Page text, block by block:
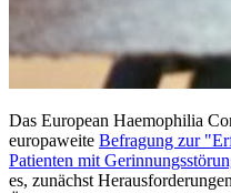
Das European Haemophilia
europaweite Befragung zur
Patienten mit
es, zunächst